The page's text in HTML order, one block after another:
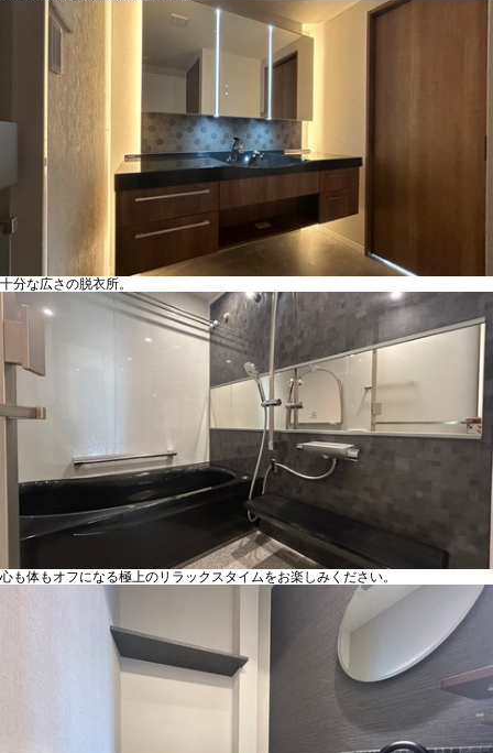
十分な広さの脱衣所。
心も体もオフになる極上のリラックスタイムをお楽しみください。